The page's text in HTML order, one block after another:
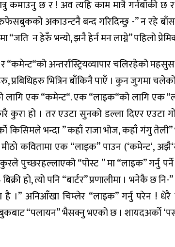
कमाउनुछर ! अवत्यहिकाममात्रैगर्नबाँकीछर
फेसबुककोअकाउन्टनैबन्दगरिदिन्छु -”नरहेबाँस
“जति नहेरुँभन्यो,झनैहेर्नमनलाग्ने”पहिलो
र“कमेन्ट“कोअन्तर्रास्ट्रियव्यापारचलिरहेकोमहसुस
,प्रबिधिहरुभित्रिनबाँकिनैपाएँ । कुनजुगमा
लागिएक“कमेन्ट“.एक“लाइक“कोलागिएक“
कुराहो । तरएउटासुनकोडल्लादिएरएउटा
किसिमलेभन्दा”कहाँराजाभोज,कहाँगंगुतेली”
मीठोकवितामाएक“लाइक”पाउन (‘कमेन्ट‘,अझै‘
पुच्छरहल्लाएको“पोस्ट ”मा“लाइक”गर्नुपर्ने
बिक्रीहो,त्योपनि“बार्टर”प्रणालीमा । भनेकैछनि-”
है ।” अनिआँखा चिम्लेर “लाइक”गर्नु परेन ! धेरै
“पलायन”भैसक्नुभएकोछ । शायदअर्को‘